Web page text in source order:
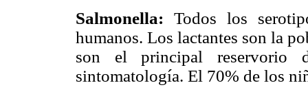
Salmonella: Todos los
humanos. Los lactantes son la
son el principal reservorio
sintomatología. El 70% de los